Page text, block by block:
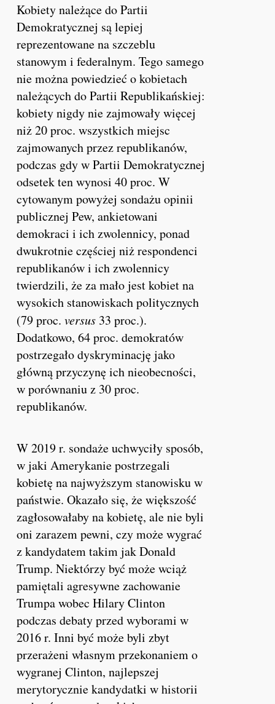
Kobiety należące do Partii
Demokratycznej są lepiej
reprezentowane na szczeblu
stanowym i federalnym. Tego samego
nie można powiedzieć o kobietach
należących do Partii Republikańskiej:
kobiety nigdy nie zajmowały więcej
niż 20 proc. wszystkich miejsc
zajmowanych przez republikanów,
podczas gdy w Partii Demokratycznej
odsetek ten wynosi 40 proc. W
cytowanym powyżej sondażu opinii
publicznej Pew, ankietowani
demokraci i ich zwolennicy, ponad
dwukrotnie częściej niż respondenci
republikanów i ich zwolennicy
twierdzili, że za mało jest kobiet na
wysokich stanowiskach politycznych
(79 proc.versus 33 proc.).
Dodatkowo, 64 proc. demokratów
postrzegało dyskryminację jako
główną przyczynę ich nieobecności,
w porównaniu z 30 proc.
republikanów.
W 2019 r. sondaże uchwyciły sposób,
w jaki Amerykanie postrzegali
kobietę na najwyższym stanowisku w
państwie. Okazało się, że większość
zagłosowałaby na kobietę, ale nie byli
oni zarazem pewni, czy może wygrać
z kandydatem takim jak Donald
Trump. Niektórzy być może wciąż
pamiętali agresywne zachowanie
Trumpa wobec Hilary Clinton
podczas debaty przed wyborami w
2016 r. Inni być może byli zbyt
przerażeni własnym przekonaniem o
wygranej Clinton, najlepszej
merytorycznie kandydatki w historii